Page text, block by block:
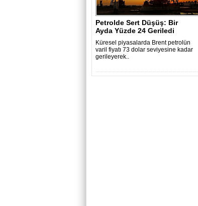
Petrolde Sert Düşüş: Bir
Ayda Yüzde 24 Geriledi
Küresel piyasalarda Brent petrolün
varil fiyatı 73 dolar seviyesine kadar
gerileyerek..